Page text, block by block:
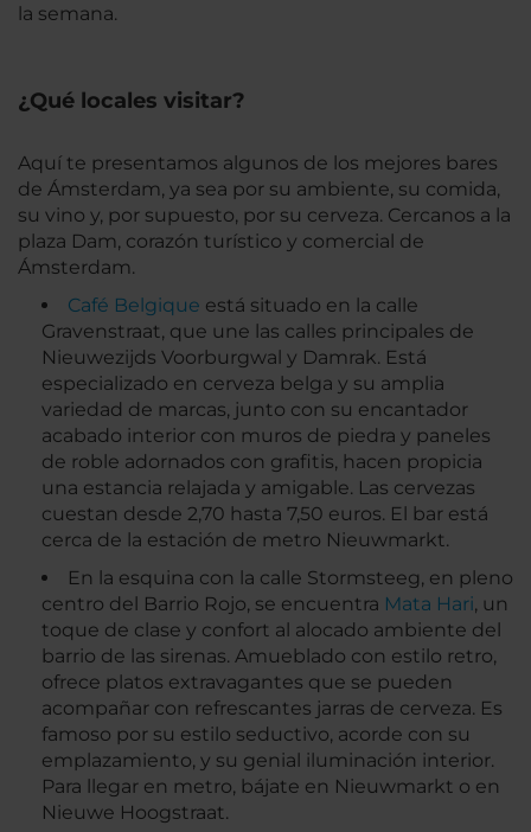
la semana.
¿Qué locales visitar?
Aquí te presentamos algunos de los mejores bares
de Ámsterdam, ya sea por su ambiente, su comida,
su vino y, por supuesto, por su cerveza. Cercanos a la
plaza Dam, corazón turístico y comercial de
Ámsterdam.
Café Belgique está situado en la calle
Gravenstraat, que une las calles principales de
Nieuwezijds Voorburgwal y Damrak. Está
especializado en cerveza belga y su amplia
variedad de marcas, junto con su encantador
acabado interior con muros de piedra y paneles
de roble adornados con grafitis, hacen propicia
una estancia relajada y amigable. Las cervezas
cuestan desde 2,70 hasta 7,50 euros. El bar está
cerca de la estación de metro Nieuwmarkt.
En la esquina con la calle Stormsteeg, en pleno
centro del Barrio Rojo, se encuentra Mata Hari, un
toque de clase y confort al alocado ambiente del
barrio de las sirenas. Amueblado con estilo retro,
ofrece platos extravagantes que se pueden
acompañar con refrescantes jarras de cerveza. Es
famoso por su estilo seductivo, acorde con su
emplazamiento, y su genial iluminación interior.
Para llegar en metro, bájate en Nieuwmarkt o en
Nieuwe Hoogstraat.